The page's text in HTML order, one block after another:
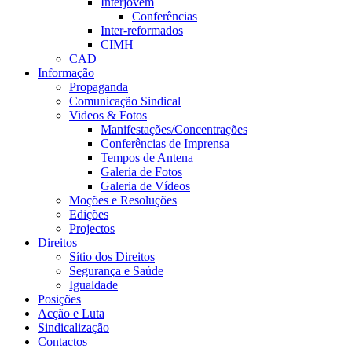
Conferências
Inter-reformados
CIMH
CAD
Informação
Propaganda
Comunicação Sindical
Videos & Fotos
Manifestações/Concentrações
Conferências de Imprensa
Tempos de Antena
Galeria de Fotos
Galeria de Vídeos
Moções e Resoluções
Edições
Projectos
Direitos
Sítio dos Direitos
Segurança e Saúde
Igualdade
Posições
Acção e Luta
Sindicalização
Contactos